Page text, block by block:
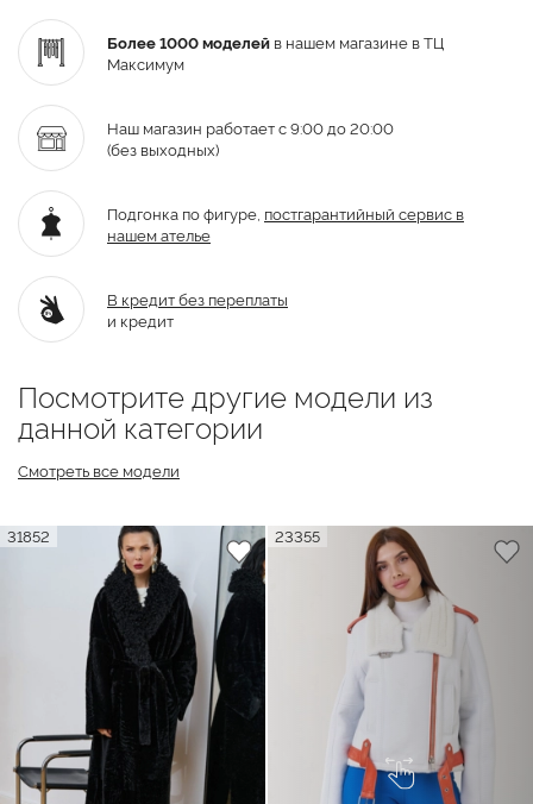
Более 1000 моделей в нашем магазине в ТЦ
Максимум
Наш магазин работает с 9:00 до 20:00
(без выходных)
Подгонка по фигуре, постгарантийный сервис в
нашем ателье
В кредит без переплаты
и кредит
Посмотрите другие модели из
данной категории
Смотреть все модели
31852 23355